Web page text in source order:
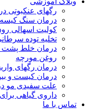
رگهای عنکبوتی
درمان سنگ
کولیت اسهالی
تخلیه توده
درمان خلط پشت
روغن مورچه
درمان رگهای
درمان کیست و
علت سفیدی مو در
داروی گیاهی
تماس با ما